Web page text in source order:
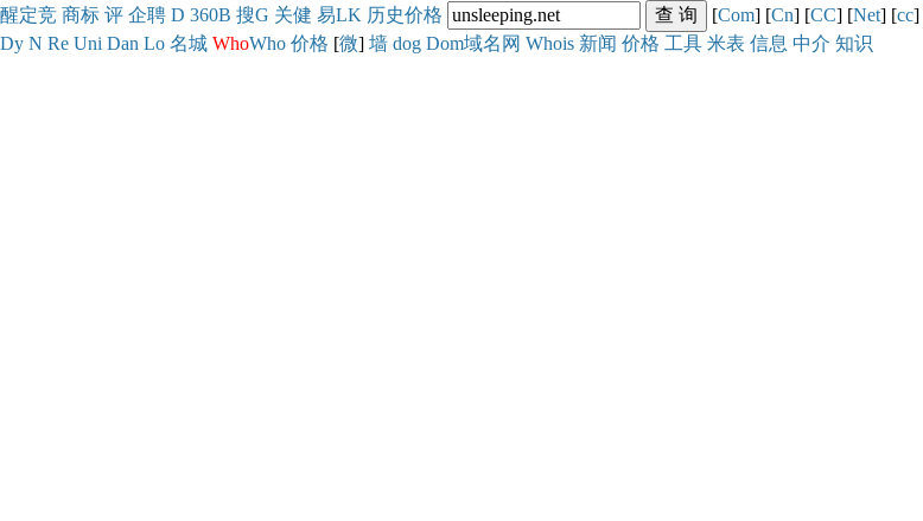
醒定竞 商标 评 企聘 D 360B 搜G 关健 易LK 历史价格 [Com] [Cn] [CC] [Net] [cc]
Dy N Re Uni Dan Lo 名城 WhoWho 价格 [微] 墙 dog Dom域名网 Whois 新闻 价格 工具 米表 信息 中介 知识